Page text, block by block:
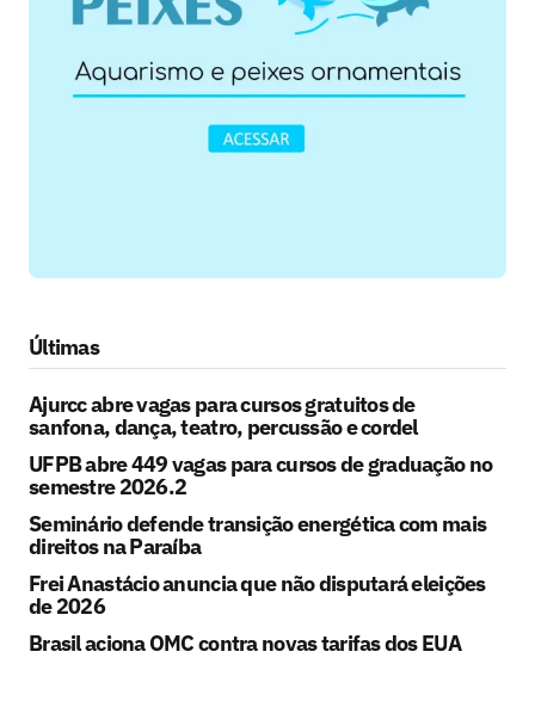
Últimas
Ajurcc abre vagas para cursos gratuitos de
sanfona, dança, teatro, percussão e cordel
UFPB abre 449 vagas para cursos de graduação no
semestre 2026.2
Seminário defende transição energética com mais
direitos na Paraíba
Frei Anastácio anuncia que não disputará eleições
de 2026
Brasil aciona OMC contra novas tarifas dos EUA